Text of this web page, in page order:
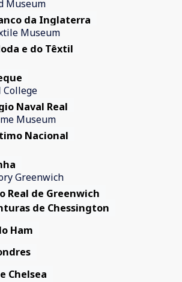
da Inglaterra
e do Têxtil
Naval Real
Nacional
Real de Greenwich
de Chessington
Ham
Chelsea